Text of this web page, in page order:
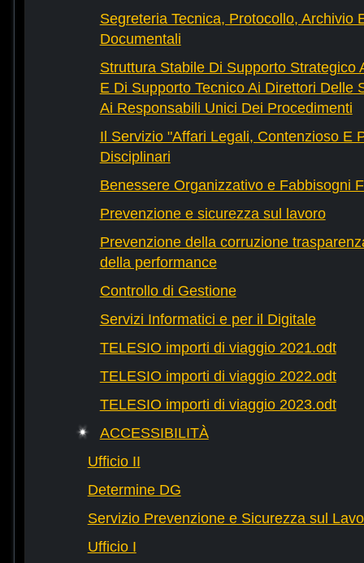
Segreteria Tecnica, Protocollo, Archivio
Documentali
Struttura Stabile Di Supporto Strategico
E Di Supporto Tecnico Ai Direttori Delle
Ai Responsabili Unici Dei Procedimenti
Il Servizio "Affari Legali, Contenzioso E
Disciplinari
Benessere Organizzativo e Fabbisogni
Prevenzione e sicurezza sul lavoro
Prevenzione della corruzione
della performance
Controllo di Gestione
Servizi Informatici e per il Digitale
TELESIO importi di viaggio 2021.odt
TELESIO importi di viaggio 2022.odt
TELESIO importi di viaggio 2023.odt
ACCESSIBILITÀ
Ufficio II
Determine DG
Servizio Prevenzione e Sicurezza sul
Ufficio I